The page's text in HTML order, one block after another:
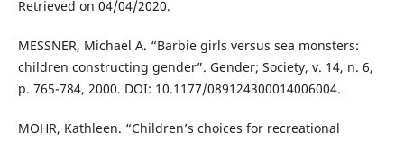
Retrieved on 04/04/2020.
MESSNER, Michael A. “Barbie girls versus sea monsters:
children constructing gender”. Gender; Society, v. 14, n. 6,
p. 765-784, 2000. DOI: 10.1177/089124300014006004.
MOHR, Kathleen. “Children’s choices for recreational